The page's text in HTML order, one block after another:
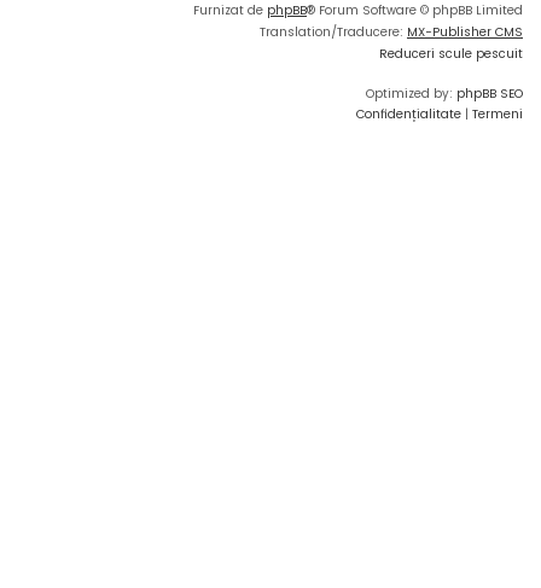
Furnizat de phpBB® Forum Software © phpBB Limited
Translation/Traducere: MX-Publisher CMS
Reduceri scule pescuit
Optimized by: phpBB SEO
Confidențialitate | Termeni